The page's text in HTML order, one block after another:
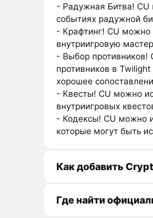
- Радужная Битва! CU
событиях радужной
- Крафтинг! CU можно
внутриигровую
- Выбор противников!
противников в
хорошее
- Квесты! CU можно
внутриигровых
- Кодексы! CU можно
которые могут быть
Как добавить
Где найти